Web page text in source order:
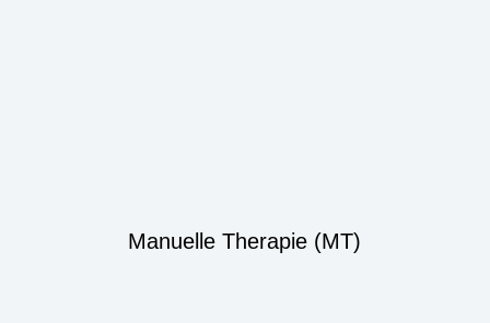
Manuelle Therapie (MT)